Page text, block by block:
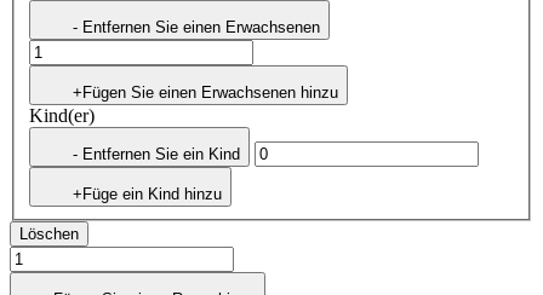
- Entfernen Sie einen Erwachsenen
+Fügen Sie einen Erwachsenen hinzu
Kind(er)
- Entfernen Sie ein Kind
+Füge ein Kind hinzu
Löschen